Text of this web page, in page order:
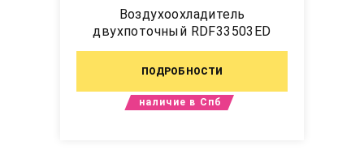
Воздухоохладитель
двухпоточный RDF33503ED
ПОДРОБНОСТИ
наличие в Спб